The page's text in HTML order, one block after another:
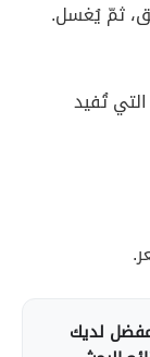
ثمّ يُغسل.
تُفيد
لديك